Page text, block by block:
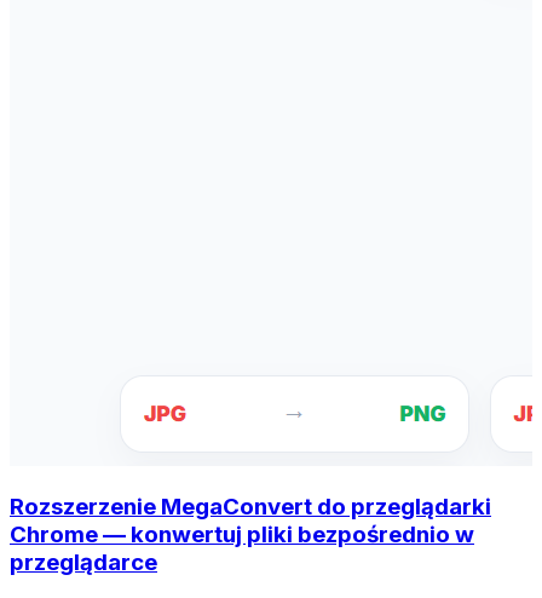
Rozszerzenie MegaConvert do przeglądarki
Chrome — konwertuj pliki bezpośrednio w
przeglądarce